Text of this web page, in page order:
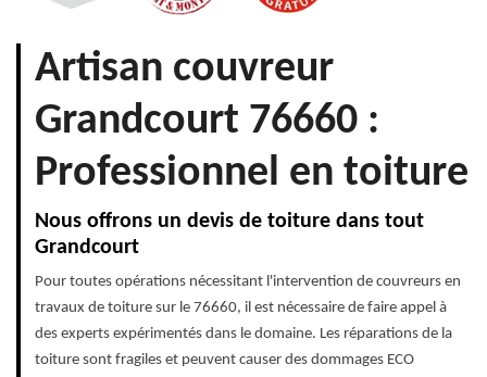
Artisan couvreur
Grandcourt 76660 :
Professionnel en toiture
Nous offrons un devis de toiture dans tout
Grandcourt
Pour toutes opérations nécessitant l'intervention de couvreurs en
travaux de toiture sur le 76660, il est nécessaire de faire appel à
des experts expérimentés dans le domaine. Les réparations de la
toiture sont fragiles et peuvent causer des dommages ECO